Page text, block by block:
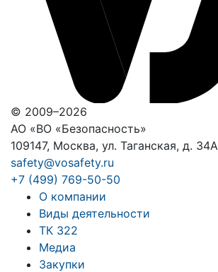
© 2009–2026
АО «ВО «Безопасность»
109147, Москва, ул. Таганская, д. 34А
safety@vosafety.ru
+7 (499) 769-50-50
О компании
Виды деятельности
ТК 322
Медиа
Закупки